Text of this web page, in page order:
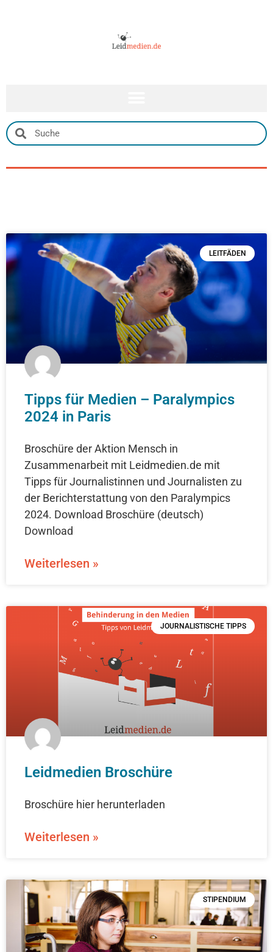
LEITFÄDEN
Tipps für Medien – Paralympics
2024 in Paris
Broschüre der Aktion Mensch in
Zusammenarbeit mit Leidmedien.de mit
Tipps für Journalistinnen und Journalisten zu
der Berichterstattung von den Paralympics
2024. Download Broschüre (deutsch)
Download
Weiterlesen »
JOURNALISTISCHE TIPPS
Leidmedien Broschüre
Broschüre hier herunterladen
Weiterlesen »
STIPENDIUM